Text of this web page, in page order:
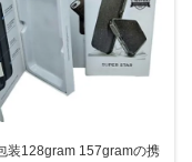
装128gram 157gramの携